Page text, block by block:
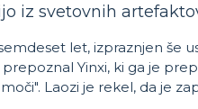
iz svetovnih
let, izpraznjen še
Yinxi, ki ga je
Laozi je rekel, da je